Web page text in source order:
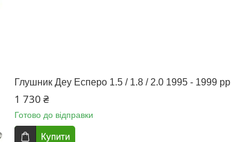
Глушник Деу Есперо 1.5 / 1.8 / 2.0 1995 - 1999 рр
1 730 ₴
Готово до відправки
Купити